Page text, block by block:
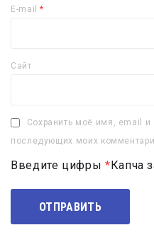
E-mail*
Сайт
Сохранить моё имя, email и
последующих моих
Введите цифры * Капча